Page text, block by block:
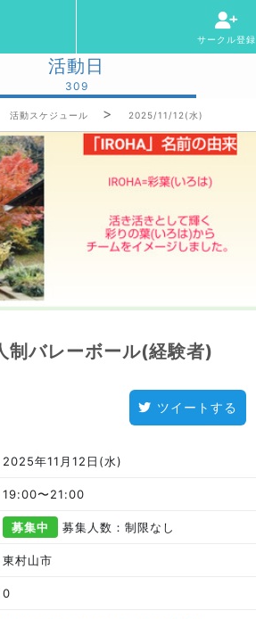
サークル登録
活動日
309
活動スケジュール 2025/11/12(水)
制バレーボール(経験者)
ツイートする
2025年11月12日(水)
19:00〜21:00
募集中 募集人数：制限なし
東村山市
0